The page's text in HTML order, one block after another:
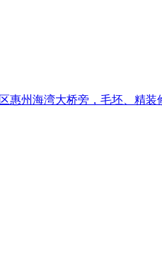
州海湾大桥旁，毛坯、精装